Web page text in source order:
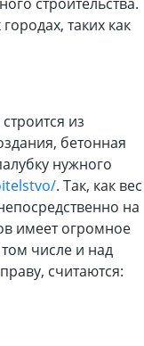
таких как
из
бетонная
нужного
. Так, как вес
на
имеет огромное
числе и над
считаются: